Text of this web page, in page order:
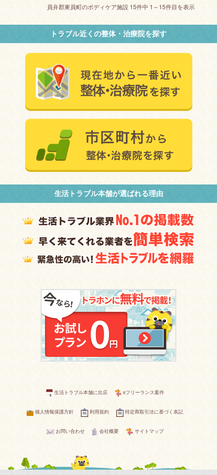
員弁郡東員町のボディケア施設 15件中 1～15件目を表示
トラブル近くの整体・治療院を探す
生活トラブル本舗が選ばれる理由
生活トラブル本舗に出店 itフリーランス案件
個人情報保護方針 利用規約 特定商取引法に基づく表記
お問い合わせ 会社概要 サイトマップ